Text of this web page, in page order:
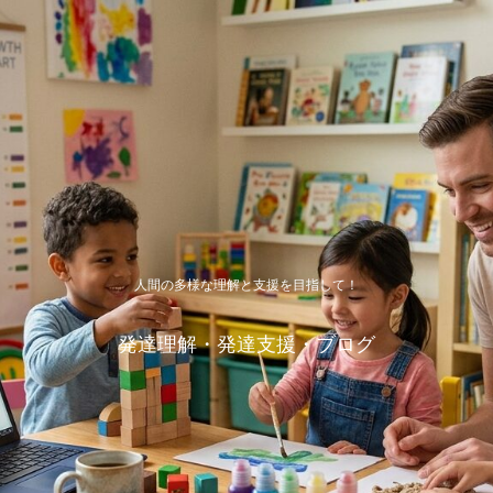
人間の多様な理解と支援を目指して！
発達理解・発達支援・ブログ